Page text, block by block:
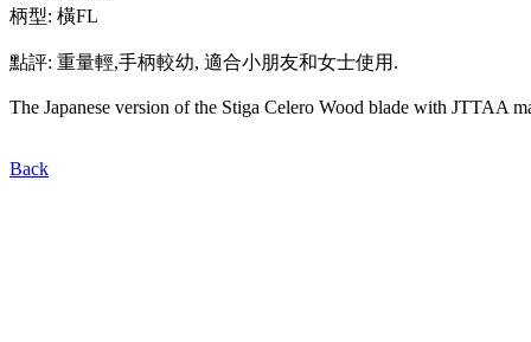
柄型: 橫FL
點評: 重量輕,手柄較幼, 適合小朋友和女士使用.
The Japanese version of the Stiga Celero Wood blade with JTTAA
Back